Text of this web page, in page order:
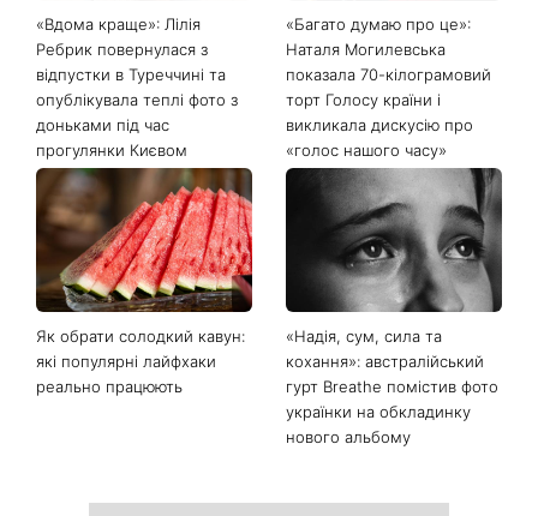
«Вдома краще»: Лілія
Ребрик повернулася з
відпустки в Туреччині та
опублікувала теплі фото з
доньками під час
прогулянки Києвом
«Багато думаю про це»:
Наталя Могилевська
показала 70-кілограмовий
торт Голосу країни і
викликала дискусію про
«голос нашого часу»
Як обрати солодкий кавун:
які популярні лайфхаки
реально працюють
«Надія, сум, сила та
кохання»: австралійський
гурт Breathe помістив фото
українки на обкладинку
нового альбому